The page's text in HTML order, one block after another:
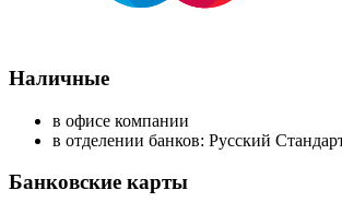
Наличные
в офисе компании
в отделении банков: Русский
Банковские карты